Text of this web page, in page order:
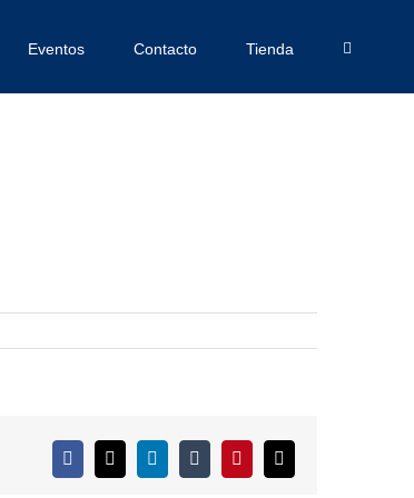
Eventos Contacto Tienda
Facebook
X LinkedInTumblrPinterestCorreo
electrónico